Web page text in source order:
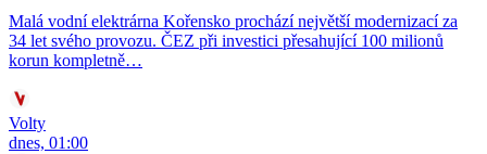
Malá vodní elektrárna Kořensko prochází největší modernizací za
34 let svého provozu. ČEZ při investici přesahující 100 milionů
korun kompletně…
Volty
dnes, 01:00